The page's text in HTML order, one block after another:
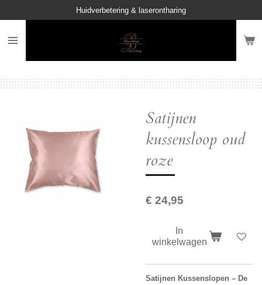
naar
hoofdinhoud
Huidverbetering & laserontharing
Satijnen
kussensloop oud
roze
€ 24,95
In
winkelwagen
Satijnen Kussenslopen – De